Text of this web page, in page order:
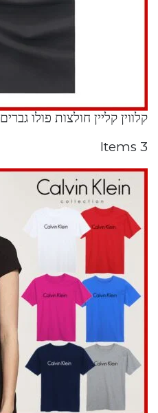
קלווין קליין חולצות פולו גברים
3 Items